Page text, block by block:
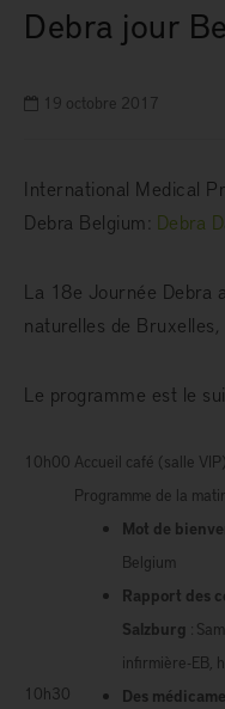
Debra jour
19 octobre 2017
International Medical
Debra Belgium: Debra
La 18e Journée Debra
naturelles de
Le programme est le
10h00 Accueil café (salle VIP)
10h30
Programme de la
Mot de
Belgium
Rapport des
Salzburg :
infirmière-EB,
Des